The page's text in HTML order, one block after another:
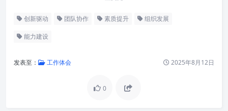
创新驱动 团队协作 素质提升 组织发展
能力建设
发表至： 工作体会 2025年8月12日
0